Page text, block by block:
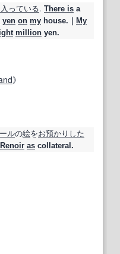
っている. There is a
yen on my house.｜
My
million yen.
》
ルの絵をお預かり した
Renoir as collateral.